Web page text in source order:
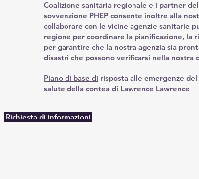
Coalizione sanitaria regionale e i partner
sovvenzione PHEP consente inoltre alla
collaborare con le vicine agenzie sanitarie
regione per coordinare la pianificazione, la
per garantire che la nostra agenzia sia
disastri che possono verificarsi nella nostra
Piano di base di risposta alle emergenze
salute della contea di Lawrence Lawrence
Richiesta di informazioni